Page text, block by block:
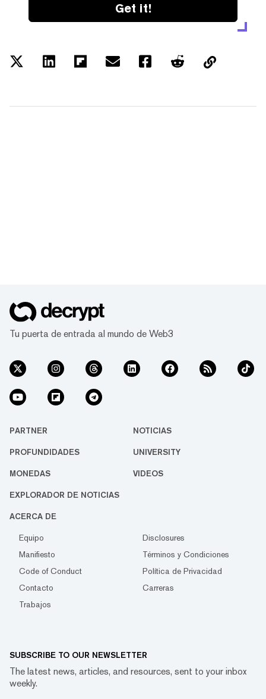
Get it!
Tu puerta de entrada al mundo de Web3
PARTNER NOTICIAS
PROFUNDIDADES UNIVERSITY
MONEDAS VIDEOS
EXPLORADOR DE NOTICIAS
ACERCA DE
Equipo
Disclosures
Manifiesto
Términos y Condiciones
Code of Conduct
Política de Privacidad
Contacto
Carreras
Trabajos
SUBSCRIBE TO OUR NEWSLETTER
The latest news, articles, and resources, sent to your inbox
weekly.